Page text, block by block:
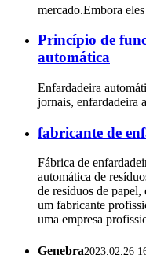
mercado.Embora
Princípio de
automática
Enfardadeira
jornais, enfardadeira
fabricante de
Fábrica de
automática de
de resíduos de
um fabricante
uma empresa
Genebra2023.02.26